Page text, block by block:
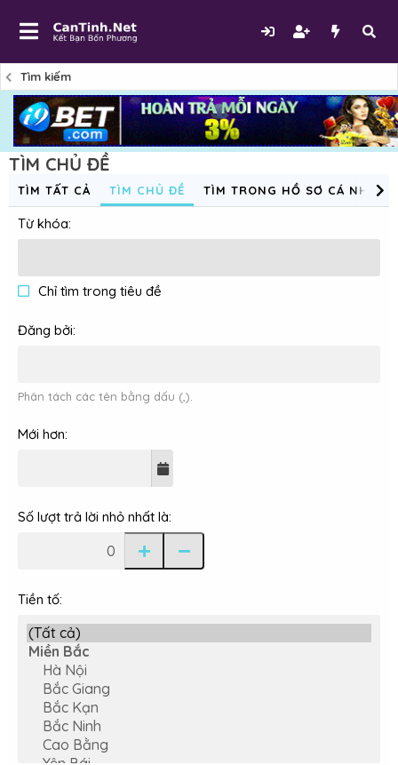
Tìm kiếm
TÌM CHỦ ĐỀ
TÌM TẤT CẢ TÌM CHỦ ĐỀ TÌM TRONG HỒ SƠ CÁ NHÂN
Từ khóa
Chỉ tìm trong tiêu đề
Đăng bởi
Phân tách các tên bằng dấu (,).
Mới hơn
Số lượt trả lời nhỏ nhất là
Tiền tố